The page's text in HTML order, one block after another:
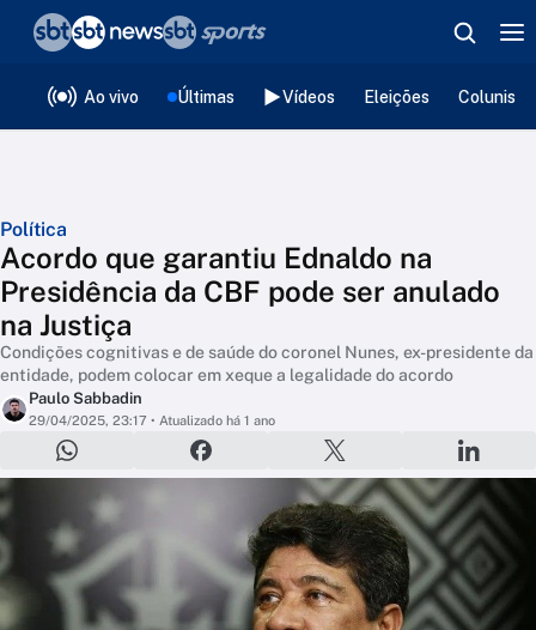
Ao vivo Últimas Vídeos Eleições
Política
Acordo que garantiu Ednaldo na
Presidência da CBF pode ser anulado
na Justiça
Condições cognitivas e de saúde do coronel Nunes, ex-presidente da
entidade, podem colocar em xeque a legalidade do acordo
Paulo Sabbadin
29/04/2025, 23:17 • Atualizado há 1 ano
❮voltar
Editorias